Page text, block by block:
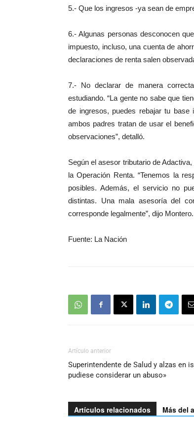
5.- Que los ingresos -ya sean de
6.- Algunas personas desconocen
impuesto, incluso, una cuenta de
declaraciones de renta salen
7.- No declarar de manera
estudiando. “La gente no sabe que
de ingresos, puedes rebajar tu
ambos padres tratan de usar el
observaciones”, detalló.
Según el asesor tributario de
la Operación Renta. “Tenemos la
posibles. Además, el servicio no
distintas. Una mala asesoría del
corresponde legalmente”, dijo Montero.
Fuente: La Nación
Artículo anterior
Superintendente de Salud y alzas en
pudiese considerar un abuso»
Artículos relacionados Más del